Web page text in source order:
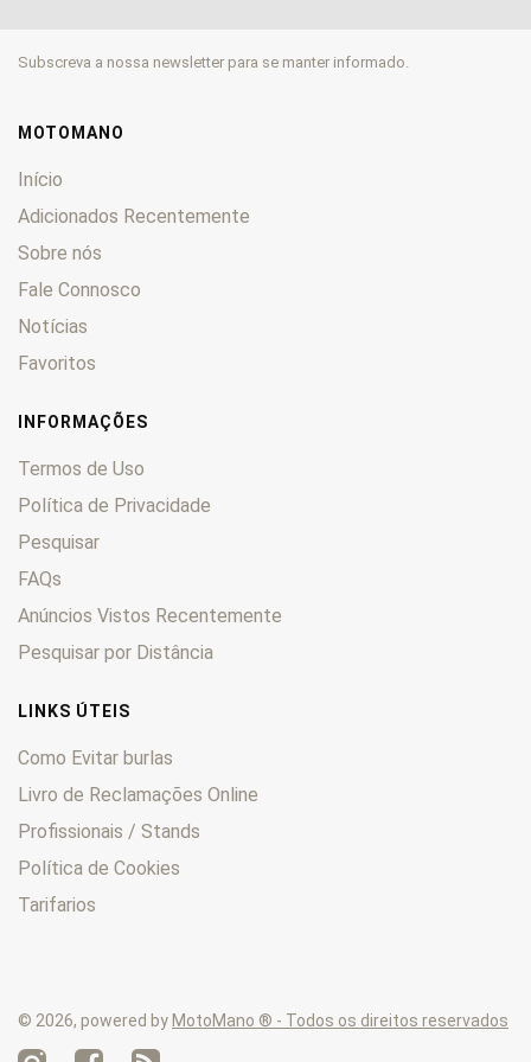
Estrella 0
GPZ 0
GTR
H 0
KDX
KE 0
KEF
KFX
KL 0
KLF 0
KLR 0
KLV
KM 0
KMX
KVF 0
LTD 0
Mach 0
Mojave 0
Mule 0
Ninja
VN 0
0
Subscreva a nossa newsletter para se manter informado.
MOTOMANO
Início
Adicionados Recentemente
Sobre nós
Fale Connosco
Notícias
Favoritos
INFORMAÇÕES
Termos de Uso
Política de Privacidade
Pesquisar
FAQs
Anúncios Vistos Recentemente
Pesquisar por Distância
LINKS ÚTEIS
Como Evitar burlas
Livro de Reclamações Online
Profissionais / Stands
Política de Cookies
Tarifarios
© 2026, powered by MotoMano ® - Todos os direitos reservados